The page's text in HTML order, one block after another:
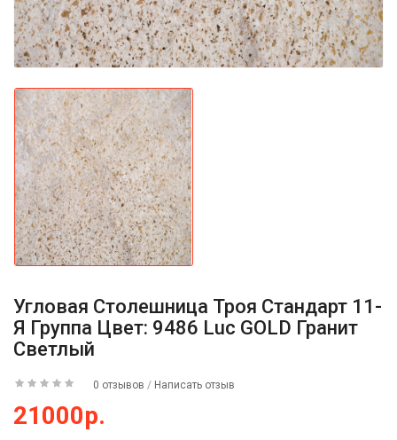
Угловая Столешница Троя Стандарт 11-
Я Группа Цвет: 9486 Luc GOLD Гранит
Светлый
0 отзывов / Написать отзыв
21000р.